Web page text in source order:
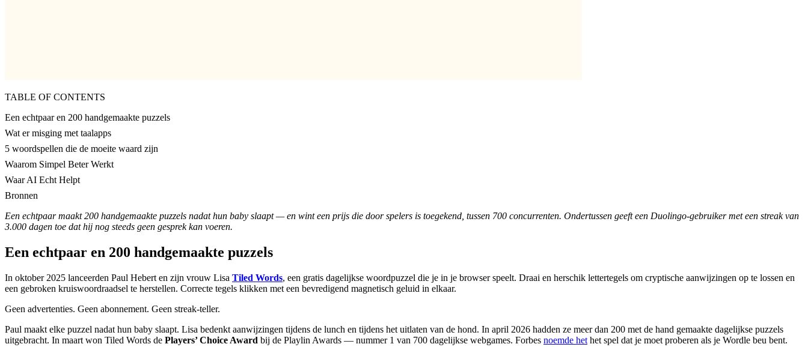
TABLE OF CONTENTS
Een echtpaar en 200 handgemaakte puzzels
Wat er misging met taalapps
5 woordspellen die de moeite waard zijn
Waarom Simpel Beter Werkt
Waar AI Echt Helpt
Bronnen
Een echtpaar maakt 200 handgemaakte puzzels nadat hun baby slaapt — en wint een prijs die door spelers is toegekend, tussen 700 concurrenten. Ondertussen geeft een Duolingo-gebruiker met een streak van
3.000 dagen toe dat hij nog steeds geen gesprek kan voeren.
Een echtpaar en 200 handgemaakte puzzels
In oktober 2025 lanceerden Paul Hebert en zijn vrouw Lisa Tiled Words, een gratis dagelijkse woordpuzzel die je in je browser speelt. Draai en herschik lettertegels om cryptische aanwijzingen op te lossen en
een gebroken kruiswoordraadsel te herstellen. Correcte tegels klikken met een bevredigend magnetisch geluid in elkaar.
Geen advertenties. Geen abonnement. Geen streak-teller.
Paul maakt elke puzzel nadat hun baby slaapt. Lisa bedenkt aanwijzingen tijdens de lunch en tijdens het uitlaten van de hond. In april 2026 hadden ze meer dan 200 met de hand gemaakte dagelijkse puzzels
uitgebracht. In maart won Tiled Words de Players’ Choice Award bij de Playlin Awards — nummer 1 van 700 dagelijkse webgames. Forbes noemde het het spel dat je moet proberen als je Wordle beu bent.